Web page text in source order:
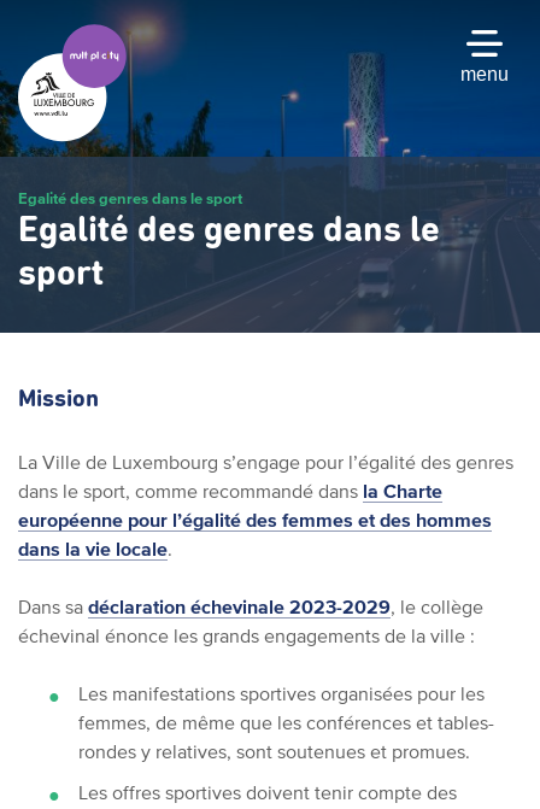
contenu
principal
menu
Egalité des genres dans le sport
Egalité des genres dans le
sport
Mission
La Ville de Luxembourg s’engage pour l’égalité des genres
dans le sport, comme recommandé dans la Charte
européenne pour l’égalité des femmes et des hommes
dans la vie locale.
Dans sa déclaration échevinale 2023-2029, le collège
échevinal énonce les grands engagements de la ville :
Les manifestations sportives organisées pour les
femmes, de même que les conférences et tables-
rondes y relatives, sont soutenues et promues.
Les offres sportives doivent tenir compte des